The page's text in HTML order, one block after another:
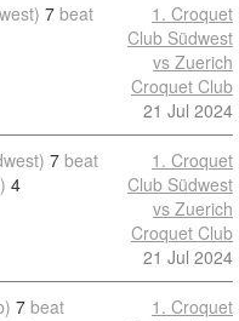
7 beat
1. Croquet
Club Südwest
vs Zuerich
Croquet Club
21 Jul 2024
7 beat
4
1. Croquet
Club Südwest
vs Zuerich
Croquet Club
21 Jul 2024
7 beat
1. Croquet